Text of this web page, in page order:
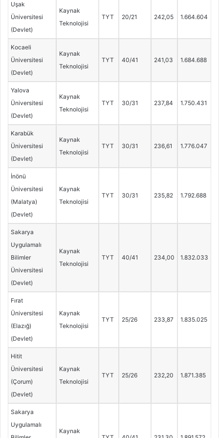
Uşak
Üniversitesi
(Devlet)
Kaynak
Teknolojisi
TYT 20/21 242,05 1.664.604
Kocaeli
Üniversitesi
(Devlet)
Kaynak
Teknolojisi
TYT 40/41 241,03 1.684.688
Yalova
Üniversitesi
(Devlet)
Kaynak
Teknolojisi
TYT 30/31 237,84 1.750.431
Karabük
Üniversitesi
(Devlet)
Kaynak
Teknolojisi
TYT 30/31 236,61 1.776.047
İnönü
Üniversitesi
(Malatya)
(Devlet)
Kaynak
Teknolojisi
TYT 30/31 235,82 1.792.688
Sakarya
Uygulamalı
Bilimler
Üniversitesi
(Devlet)
Kaynak
Teknolojisi
TYT 40/41 234,00 1.832.033
Fırat
Üniversitesi
(Elazığ)
(Devlet)
Kaynak
Teknolojisi
TYT 25/26 233,87 1.835.025
Hitit
Üniversitesi
(Çorum)
(Devlet)
Kaynak
Teknolojisi
TYT 25/26 232,20 1.871.385
Sakarya
Uygulamalı
Kaynak